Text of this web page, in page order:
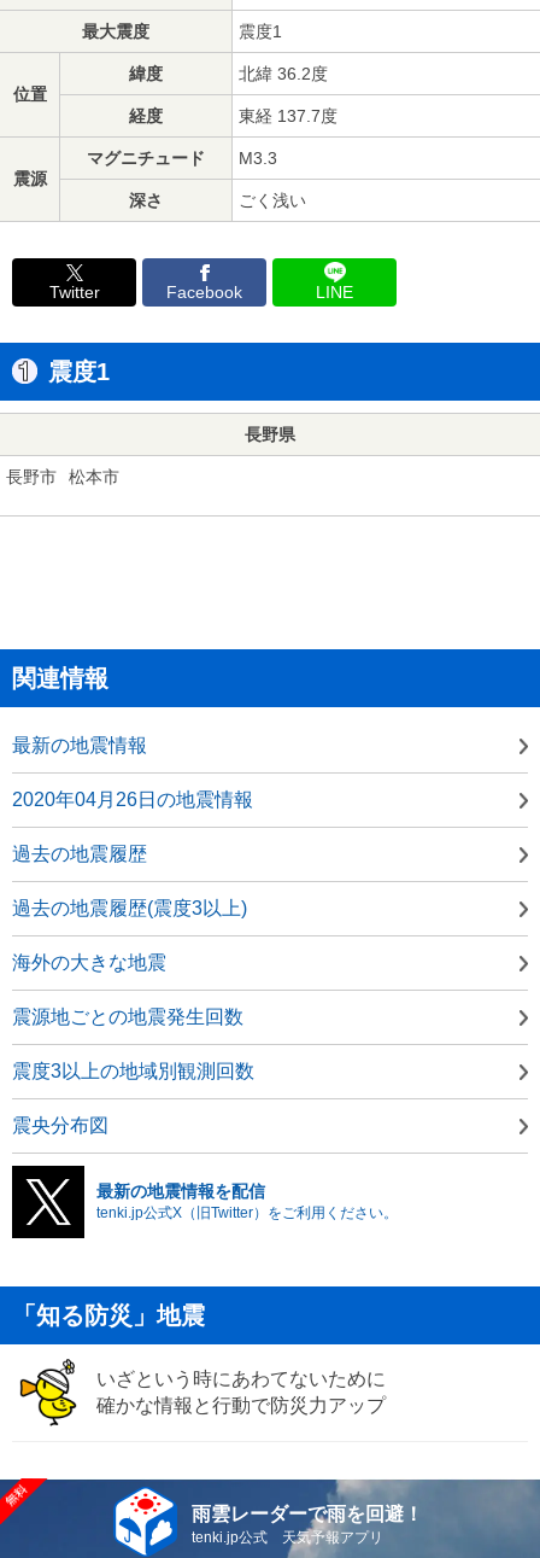
最大震度 震度1
位置
緯度 北緯 36.2度
経度 東経 137.7度
震源
マグニチュード M3.3
深さ ごく浅い
Twitter Facebook LINE
震度1
長野県
長野市 松本市
関連情報
最新の地震情報
2020年04月26日の地震情報
過去の地震履歴
過去の地震履歴(震度3以上)
海外の大きな地震
震源地ごとの地震発生回数
震度3以上の地域別観測回数
震央分布図
最新の地震情報を配信
tenki.jp公式X（旧Twitter）をご利用ください。
「知る防災」地震
いざという時にあわてないために
確かな情報と行動で防災力アップ
雨雲レーダーで雨を回避！
tenki.jp公式 天気予報アプリ